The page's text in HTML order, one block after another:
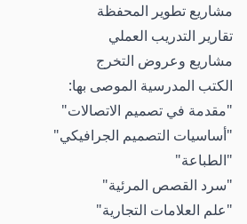
مشاريع تطوير المحفظة
تقارير التدريب العملي
مشاريع وعروض التخرج
الكتب المدرسية الموصى بها:
"مقدمة في تصميم الاتصالات"
"أساسيات التصميم الجرافيكي"
"الطباعة"
"سرد القصص المرئية"
"علم العلامات التجارية"